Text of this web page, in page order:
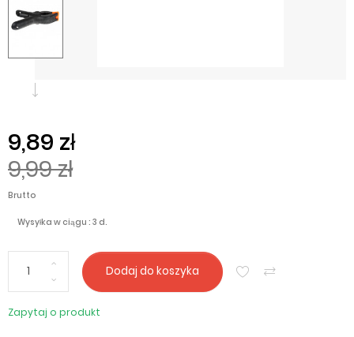
9,89 zł
9,99 zł
Brutto
Wysyłka w ciągu : 3 d.
Dodaj do koszyka
Zapytaj o produkt